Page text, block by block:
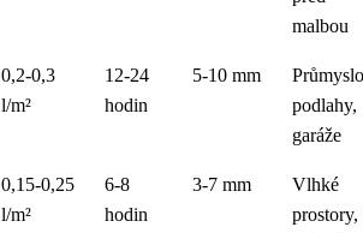
malbou
0,2-0,3
l/m²
12-24
hodin
5-10 mm
podlahy,
garáže
0,15-0,25
l/m²
6-8
hodin
3-7 mm
Vlhké
prostory,